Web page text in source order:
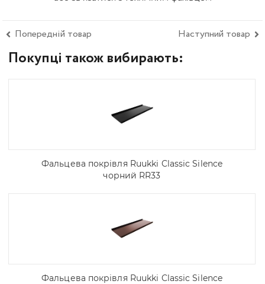
Попередній товар Наступний товар
Покупці також вибирають:
Фальцева покрівля Ruukki Classic Silence
чорний RR33
Фальцева покрівля Ruukki Classic Silence